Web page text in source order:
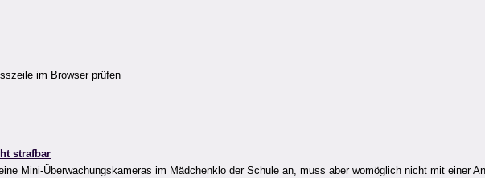
im Browser prüfen
strafbar
Mini-Überwachungskameras im Mädchenklo der Schule an, muss aber womöglich nicht mit einer